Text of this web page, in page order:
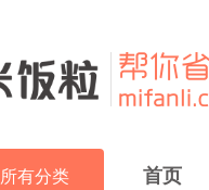
所有分类 首页